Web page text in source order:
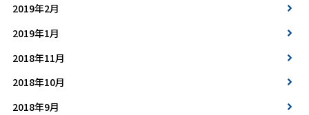
2019年2月
2019年1月
2018年11月
2018年10月
2018年9月